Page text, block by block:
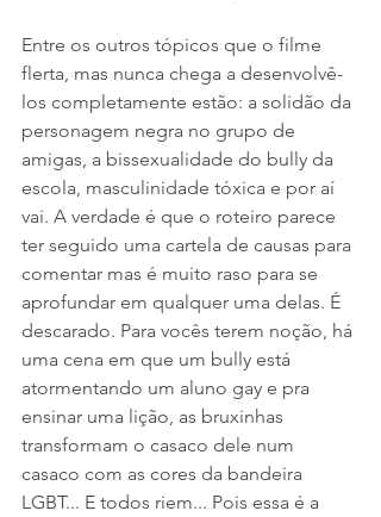
Entre os outros tópicos que o filme
flerta, mas nunca chega a desenvolvê-
los completamente estão: a solidão da
personagem negra no grupo de
amigas, a bissexualidade do bully da
escola, masculinidade tóxica e por aí
vai. A verdade é que o roteiro parece
ter seguido uma cartela de causas para
comentar mas é muito raso para se
aprofundar em qualquer uma delas. É
descarado. Para vocês terem noção, há
uma cena em que um bully está
atormentando um aluno gay e pra
ensinar uma lição, as bruxinhas
transformam o casaco dele num
casaco com as cores da bandeira
LGBT... E todos riem... Pois essa é a